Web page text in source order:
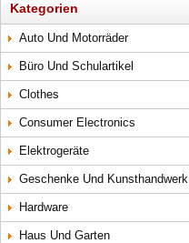
Kategorien
Auto Und Motorräder
Büro Und Schulartikel
Clothes
Consumer Electronics
Elektrogeräte
Geschenke Und Kunsthandwerk
Hardware
Haus Und Garten